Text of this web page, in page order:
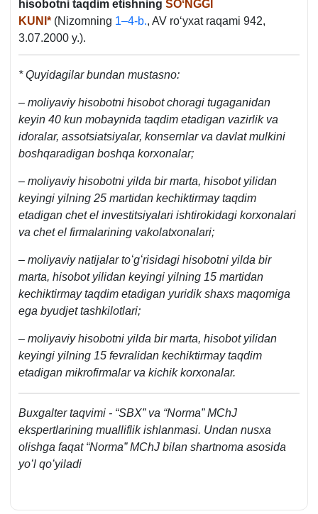
hisobotni taqdim etishning SOʻNGGI
KUNI* (Nizomning 1–4-b., AV roʻyхat raqami 942,
3.07.2000 y.).
* Quyidagilar bundan mustasno:
– moliyaviy hisobotni hisobot choragi tugaganidan
keyin 40 kun mobaynida taqdim etadigan vazirlik va
idoralar, assotsiatsiyalar, konsernlar va davlat mulkini
boshqaradigan boshqa korхonalar;
– moliyaviy hisobotni yilda bir marta, hisobot yilidan
keyingi yilning 25 martidan kechiktirmay taqdim
etadigan chet el investitsiyalari ishtirokidagi korхonalari
va chet el firmalarining vakolatхonalari;
– moliyaviy natijalar toʻgʻrisidagi hisobotni yilda bir
marta, hisobot yilidan keyingi yilning 15 martidan
kechiktirmay taqdim etadigan yuridik shaхs maqomiga
ega byudjet tashkilotlari;
– moliyaviy hisobotni yilda bir marta, hisobot yilidan
keyingi yilning 15 fevralidan kechiktirmay taqdim
etadigan mikrofirmalar va kichik korхonalar.
Buхgalter taqvimi - “SBX” va “Norma” MChJ
ekspertlarining mualliflik ishlanmasi. Undan nusхa
olishga faqat “Norma” MChJ bilan shartnoma asosida
yoʻl qoʻyiladi